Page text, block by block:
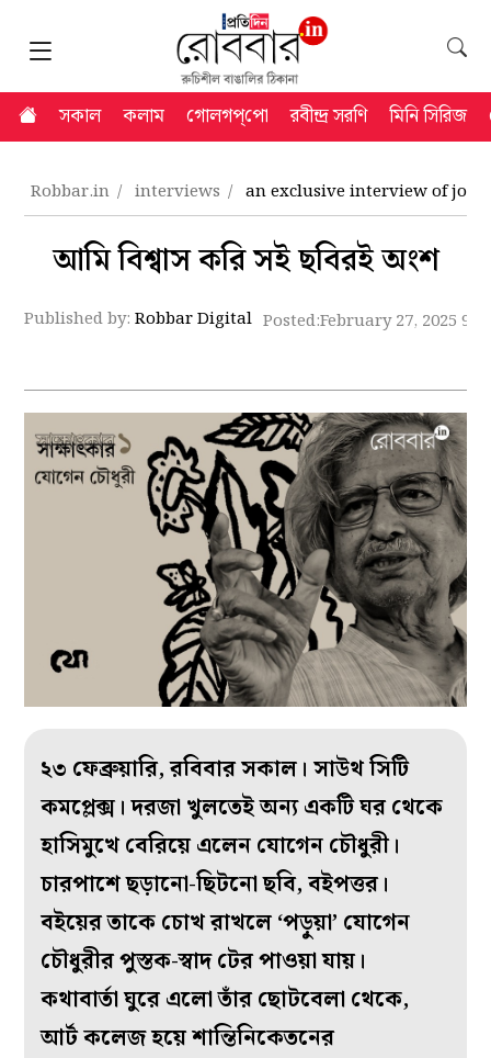
সকাল কলাম গোলগপ্‌পো রবীন্দ্র সরণি মিনি সিরিজ
Robbar.in interviews an exclusive interview of
আমি বিশ্বাস করি সই ছবিরই অংশ
Published by:Robbar Digital Posted:February 27, 2025
২৩ ফেব্রুয়ারি, রবিবার সকাল। সাউথ সিটি
কমপ্লেক্স। দরজা খুলতেই অন্য একটি ঘর থেকে
হাসিমুখে বেরিয়ে এলেন যোগেন চৌধুরী।
চারপাশে ছড়ানো-ছিটনো ছবি, বইপত্তর।
বইয়ের তাকে চোখ রাখলে ‘পড়ুয়া’ যোগেন
চৌধুরীর পুস্তক-স্বাদ টের পাওয়া যায়।
কথাবার্তা ঘুরে এলো তাঁর ছোটবেলা থেকে,
আর্ট কলেজ হয়ে শান্তিনিকেতনের